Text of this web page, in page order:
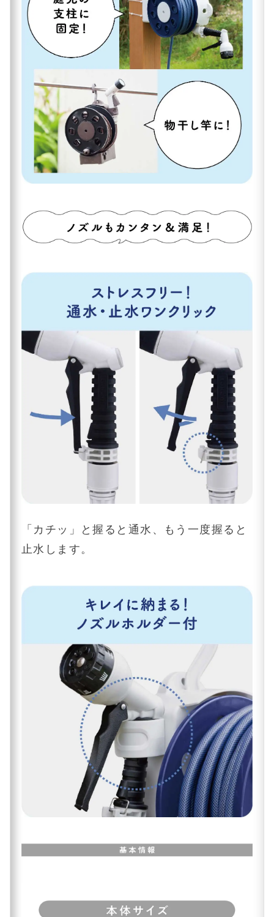
「カチッ」と握ると通水、もう一度握ると
止水します。